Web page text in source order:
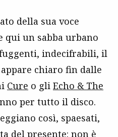
della sua voce
qui un sabba urbano
indecifrabili, il
chiaro fin dalle
Cure o gli Echo & The
per tutto il disco.
così, spaesati,
del presente: non è